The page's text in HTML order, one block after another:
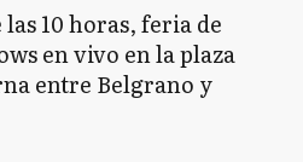
10 horas, feria de
en vivo en la plaza
entre Belgrano y